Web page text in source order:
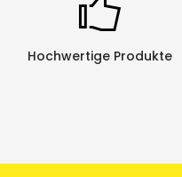
Hochwertige Produkte